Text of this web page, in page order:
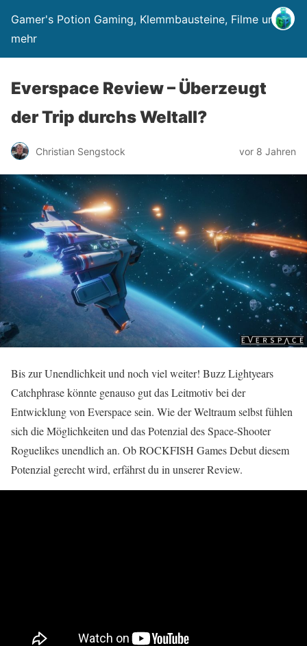
Gamer's Potion Gaming, Klemmbausteine, Filme und
mehr
Everspace Review – Überzeugt
der Trip durchs Weltall?
Christian Sengstock vor 8 Jahren
Bis zur Unendlichkeit und noch viel weiter! Buzz Lightyears
Catchphrase könnte genauso gut das Leitmotiv bei der
Entwicklung von Everspace sein. Wie der Weltraum selbst fühlen
sich die Möglichkeiten und das Potenzial des Space-Shooter
Roguelikes unendlich an. Ob ROCKFISH Games Debut diesem
Potenzial gerecht wird, erfährst du in unserer Review.